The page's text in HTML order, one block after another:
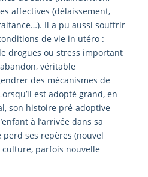
affectives (délaissement,
Il a pu aussi souffrir
onditions de vie in utéro :
drogues ou stress important
véritable
des mécanismes de
est adopté grand, en
son histoire pré-adoptive
à l’arrivée dans sa
ses repères (nouvel
parfois nouvelle